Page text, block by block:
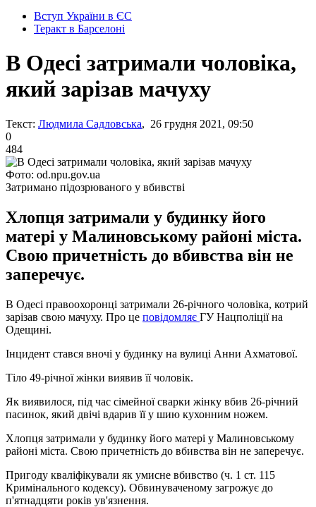
Вступ України в ЄС
Теракт в Барселоні
В Одесі затримали чоловіка,
який зарізав мачуху
Текст: Людмила Садловська, 26 грудня 2021, 09:50
0
484
Фото: od.npu.gov.ua
Затримано підозрюваного у вбивстві
Хлопця затримали у будинку його
матері у Малиновському районі міста.
Свою причетність до вбивства він не
заперечує.
В Одесі правоохоронці затримали 26-річного чоловіка, котрий
зарізав свою мачуху. Про це повідомляє ГУ Нацполіції на
Одещині.
Інцидент стався вночі у будинку на вулиці Анни Ахматової.
Тіло 49-річної жінки виявив її чоловік.
Як виявилося, під час сімейної сварки жінку вбив 26-річний
пасинок, який двічі вдарив її у шию кухонним ножем.
Хлопця затримали у будинку його матері у Малиновському
районі міста. Свою причетність до вбивства він не заперечує.
Пригоду кваліфікували як умисне вбивство (ч. 1 ст. 115
Кримінального кодексу). Обвинуваченому загрожує до
п'ятнадцяти років ув'язнення.